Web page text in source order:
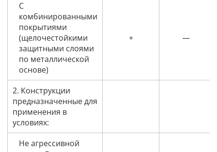
С
комбинированными
покрытиями
(щелочестойкими
защитными слоями
по металлической
основе)
+ —
2. Конструкции
предназначенные для
применения в
условиях:
Не агрессивной